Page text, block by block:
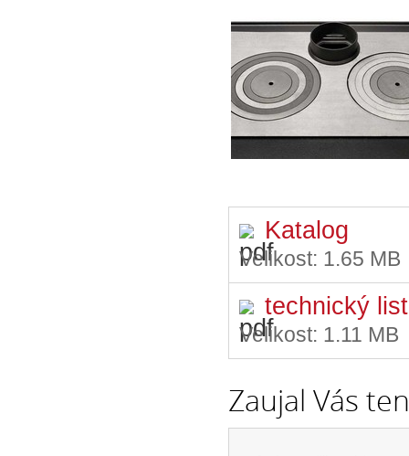
Katalog
Velikost: 1.65 MB
technický list
Velikost: 1.11 MB
Zaujal Vás